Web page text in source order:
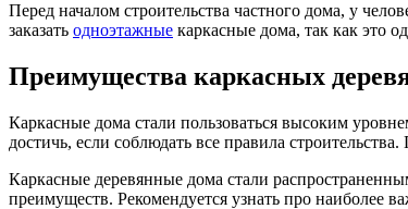
Перед началом строительства частного дома, у
заказать одноэтажные каркасные дома, так как это
Преимущества каркасных
Каркасные дома стали пользоваться высоким
достичь, если соблюдать все правила
Каркасные деревянные дома стали
преимуществ. Рекомендуется узнать про наиболее